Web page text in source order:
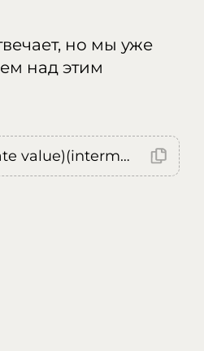
но мы уже
над этим
Error: (intermediate value)(intermediate value)(intermediate value).replaceAll is not a function